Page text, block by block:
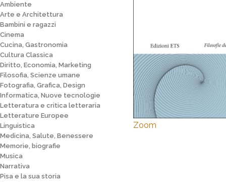
Ambiente
Arte e Architettura
Bambini e ragazzi
Cinema
Cucina, Gastronomia
Cultura Classica
Diritto, Economia, Marketing
Filosofia, Scienze umane
Fotografia, Grafica, Design
Informatica, Nuove tecnologie
Letteratura e critica letteraria
Letterature Europee
Linguistica
Medicina, Salute, Benessere
Memorie, biografie
Musica
Narrativa
Pisa e la sua storia
Zoom